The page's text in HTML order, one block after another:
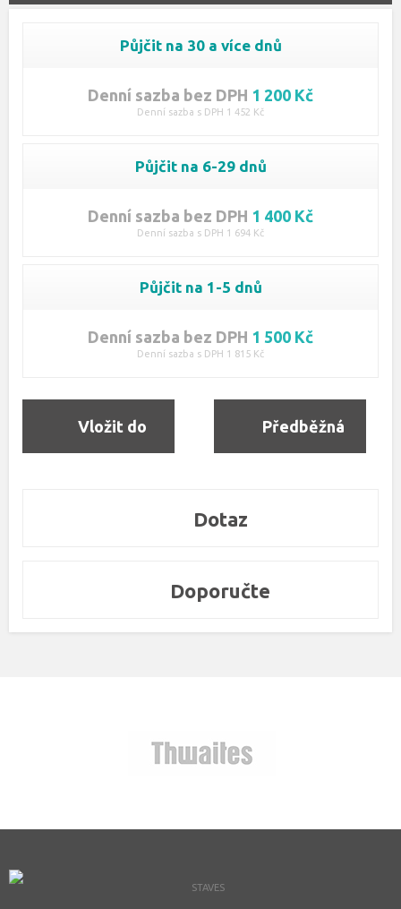
Půjčit na 30 a více dnů
Denní sazba bez DPH 1 200 Kč
Denní sazba s DPH 1 452 Kč
Půjčit na 6-29 dnů
Denní sazba bez DPH 1 400 Kč
Denní sazba s DPH 1 694 Kč
Půjčit na 1-5 dnů
Denní sazba bez DPH 1 500 Kč
Denní sazba s DPH 1 815 Kč
Vložit do Předběžná
Dotaz
Doporučte